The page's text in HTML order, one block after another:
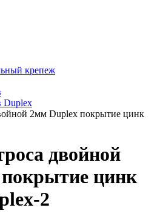
крепеж
Duplex
2мм Duplex покрытие цинк
двойной
цинк
2